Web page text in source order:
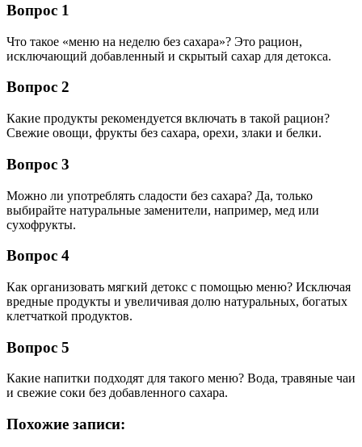
Вопрос 1
Что такое «меню на неделю без сахара»? Это рацион,
исключающий добавленный и скрытый сахар для детокса.
Вопрос 2
Какие продукты рекомендуется включать в такой рацион?
Свежие овощи, фрукты без сахара, орехи, злаки и белки.
Вопрос 3
Можно ли употреблять сладости без сахара? Да, только
выбирайте натуральные заменители, например, мед или
сухофрукты.
Вопрос 4
Как организовать мягкий детокс с помощью меню? Исключая
вредные продукты и увеличивая долю натуральных, богатых
клетчаткой продуктов.
Вопрос 5
Какие напитки подходят для такого меню? Вода, травяные чаи
и свежие соки без добавленного сахара.
Похожие записи: